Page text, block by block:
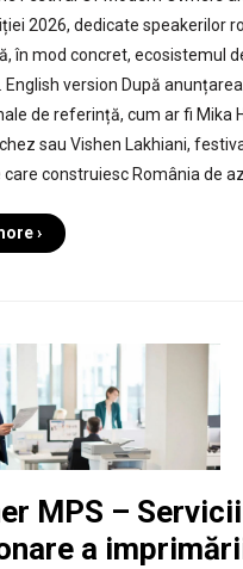
2026, dedicate speakerilor
în mod concret, ecosistemul
English version După
de referință, cum ar fi Mika
sau Vishen Lakhiani,
care construiesc România de
›
MPS –
a